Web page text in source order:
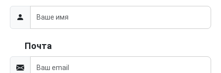
Почта